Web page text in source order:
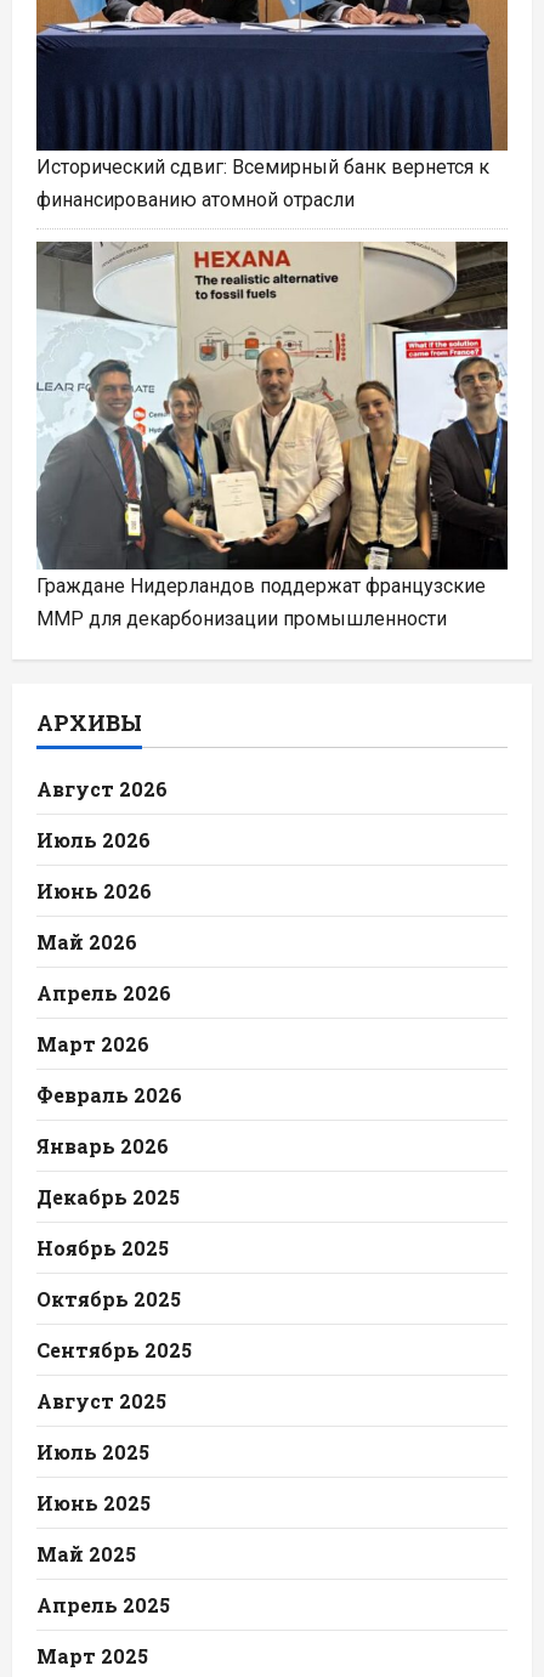
Исторический сдвиг: Всемирный банк вернется к
финансированию атомной отрасли
Граждане Нидерландов поддержат французские
ММР для декарбонизации промышленности
АРХИВЫ
Август 2026
Июль 2026
Июнь 2026
Май 2026
Апрель 2026
Март 2026
Февраль 2026
Январь 2026
Декабрь 2025
Ноябрь 2025
Октябрь 2025
Сентябрь 2025
Август 2025
Июль 2025
Июнь 2025
Май 2025
Апрель 2025
Март 2025